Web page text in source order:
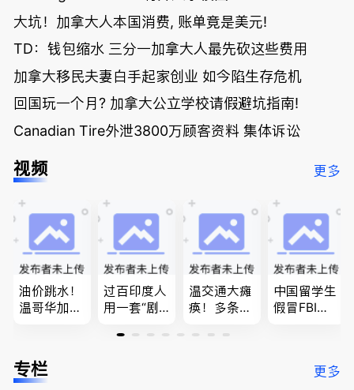
大坑！加拿大人本国消费, 账单竟是美元!
TD：钱包缩水 三分一加拿大人最先砍这些费用
加拿大移民夫妻白手起家创业 如今陷生存危机
回国玩一个月? 加拿大公立学校请假避坑指南!
Canadian Tire外泄3800万顾客资料 集体诉讼
视频 更多
油价跳水！
温哥华加油
低；免费狂
送50万磅蔬
过百印度人
用一套“剧
官：太假
温交通大瘫
痪！多条主
底；做顿饭
中国留学生
假冒FBI上
夫妻住进殡
专栏 更多